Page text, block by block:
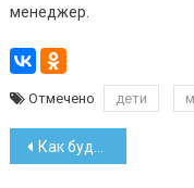
менеджер.
Отмечено дети
Навигация
Как будет выглядеть павильон Беларуси на Expo-2020 в Дубае